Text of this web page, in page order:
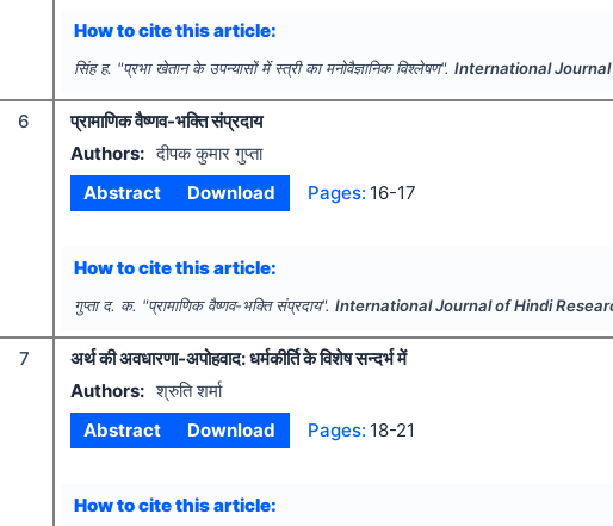
How to cite this article:
सिंह ह. "प्रभा खेतान के उपन्यासों में स्त्री का मनोवैज्ञानिक विश्लेषण".International
6
प्रामाणिक वैष्णव-भक्ति संप्रदाय
Authors: दीपक कुमार गुप्ता
Abstract
Download Pages: 16-17
How to cite this article:
गुप्ता द. क. "प्रामाणिक वैष्णव-भक्ति संप्रदाय".International Journal of Hindi
7
अर्थ की अवधारणा-अपोहवाद: धर्मकीर्ति के विशेष सन्दर्भ में
Authors: श्रुति शर्मा
Abstract
Download Pages: 18-21
How to cite this article: